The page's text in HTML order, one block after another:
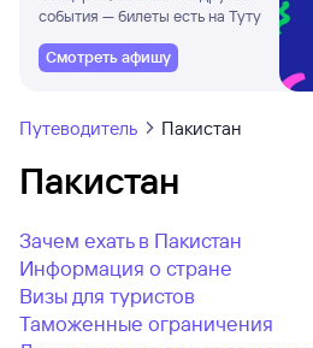
события — билеты есть на Туту
Смотреть афишу
Путеводитель Пакистан
Пакистан
Зачем ехать в Пакистан
Информация о стране
Визы для туристов
Таможенные ограничения